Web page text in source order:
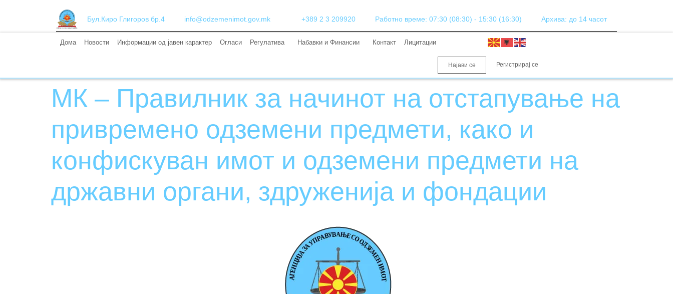
Бул.Киро Глигоров бр.4 info@odzemenimot.gov.mk +389 2 3 209920 Работно време: 07:30 (08:30) - 15:30 (16:30) Архива: до 14 часот
Дома Новости Информации од јавен карактер Огласи Регулатива Набавки и Финансии Контакт Лицитации
Најави се Регистрирај се
МК – Правилник за начинот на отстапување на
привремено одземени предмети, како и
конфискуван имот и одземени предмети на
државни органи, здруженија и фондации